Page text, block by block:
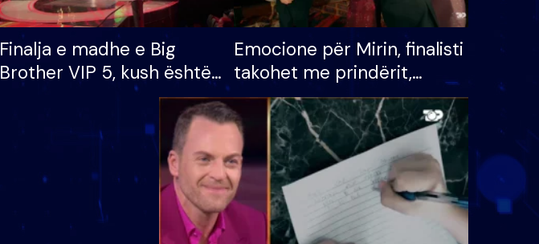
Finalja e madhe e Big
Brother VIP 5, kush është
banori i parë që lë shtëpinë
dhe humb mundësinë për
të fituar çmimin e madh
Emocione për Mirin, finalisti
takohet me prindërit,
vajzën dhe bashkëshorten:
S’kemi ndonjë letër divorci
apo jo?